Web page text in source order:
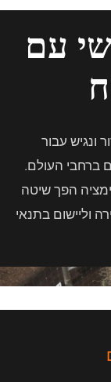
עם
ונגיש עבור
ברחבי העולם.
הפך שיטה
וליישום בתנאי